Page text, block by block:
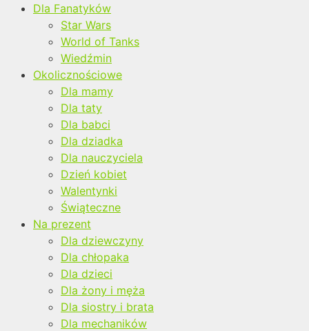
Dla Fanatyków
Star Wars
World of Tanks
Wiedźmin
Okolicznościowe
Dla mamy
Dla taty
Dla babci
Dla dziadka
Dla nauczyciela
Dzień kobiet
Walentynki
Świąteczne
Na prezent
Dla dziewczyny
Dla chłopaka
Dla dzieci
Dla żony i męża
Dla siostry i brata
Dla mechaników